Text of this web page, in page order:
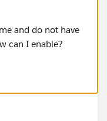
and do not have
can I enable?